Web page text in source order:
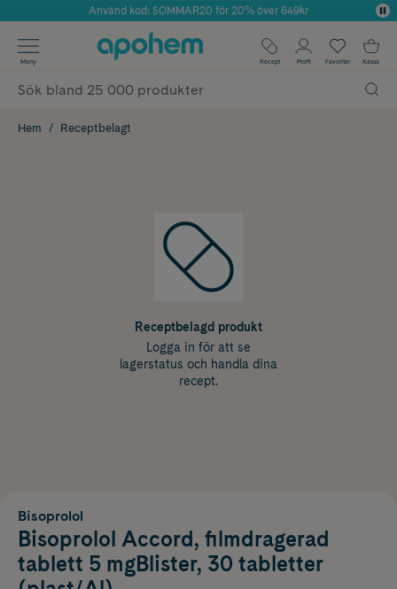
Årets Butik 2025 inom Skönhet
Använd kod: SOMMAR20 för 20% över 649kr
✓ Fri frakt
✓ Poäng på alla köp*
Meny Recept Profil Favoriter Kassa
Hem Receptbelagt
Receptbelagd produkt
Logga in för att se
lagerstatus och handla dina
recept.
Bisoprolol
Bisoprolol Accord, filmdragerad
tablett 5 mgBlister, 30 tabletter